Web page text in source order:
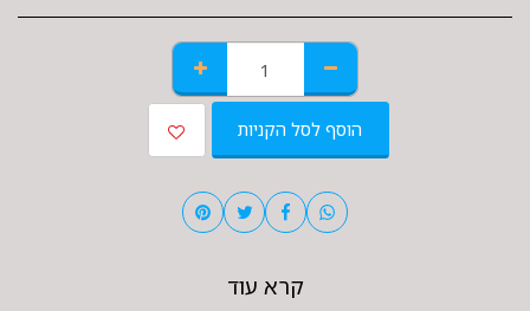
הוסף לסל הקניות
קרא עוד